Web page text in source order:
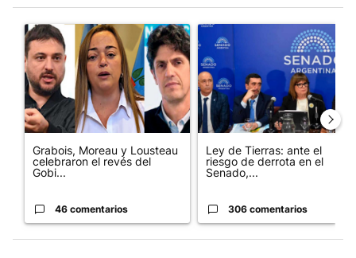
Este listado muestra los artículos con más comentarios en los
Un artículo de tendencia con el título "Grabois, Moreau y
Grabois, Moreau y Lousteau
celebraron el revés del
Gobi...
46 comentarios
Un artículo de tendencia con
Ley de Tierras: ante el
riesgo de derrota en el
Senado,...
306 comentarios